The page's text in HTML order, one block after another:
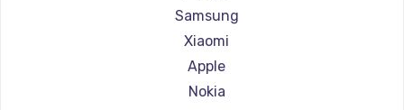
Ремонт смартфонов Motorola
Ремонт смартфонов Prestigio
Ремонт смартфонов Vertex
Ремонт смартфонов Microsoft
Samsung
Xiaomi
Apple
Nokia